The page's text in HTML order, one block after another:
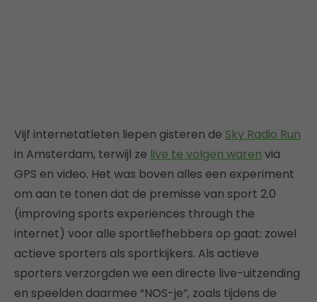
Vijf internetatleten liepen gisteren de Sky Radio Run
in Amsterdam, terwijl ze live te volgen waren via
GPS en video. Het was boven alles een experiment
om aan te tonen dat de premisse van sport 2.0
(improving sports experiences through the
internet) voor alle sportliefhebbers op gaat: zowel
actieve sporters als sportkijkers. Als actieve
sporters verzorgden we een directe live-uitzending
en speelden daarmee “NOS-je”, zoals tijdens de